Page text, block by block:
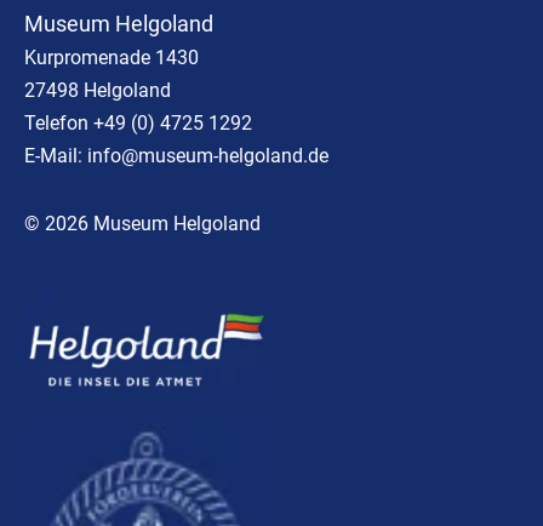
Museum Helgoland
Kurpromenade 1430
27498 Helgoland
Telefon +49 (0) 4725 1292
E-Mail: info@museum-helgoland.de
© 2026 Museum Helgoland